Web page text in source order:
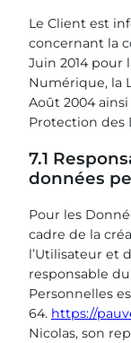
Le Client est
concernant la
Juin 2014 pour
Numérique, la
Août 2004
Protection des
7.1
données
Pour les
cadre de la
l’Utilisateur et
responsable
Personnelles
64. https://
Nicolas, son